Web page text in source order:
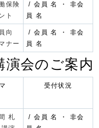
保険
ト
/ 会員 名 ・ 非会
員 名
向
ナー
/会員 名 ・ 非会
員 名
演会のご案内
受付状況
札
/ 会員名 ・ 非会